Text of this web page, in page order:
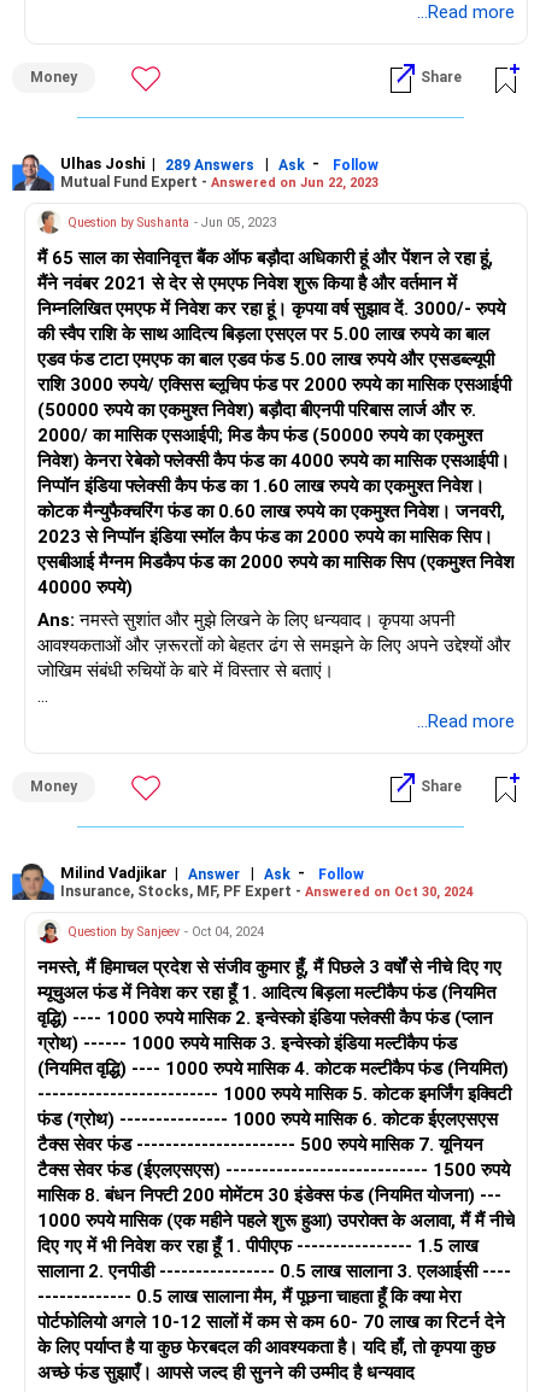
क्या आपका वर्तमान निवेश आपको अगले 10 वर्षों में 8 करोड़ के लक्ष्य को प्राप्त
वर्तमान निवेश:
प्रत्यक्ष स्टॉक: 30k
एलआईसी पॉलिसियाँ और टर्म इंश्योरेंस: निवेश उद्देश्यों के लिए नहीं माना जाता है
बैंक एफडी: 27 लाख
पीपीएफ: 3 लाख
कुल: ~60.5 लाख
मासिक एसआईपी निवेश: ~45k
आइए अब आपके लक्ष्यों का विश्लेषण करें:
बच्चों की शादी और पढ़ाई: 2 करोड़
घर ख़रीदना: 2 करोड़
सेवानिवृत्ति जीवन (10 वर्ष में): 4 करोड़
कुल: 8 करोड़
आपके इक्विटी निवेश पर 12% का औसत वार्षिक रिटर्न मानते हुए, आपके
पोर्टफोलियो की वृद्धि का एक मोटा अनुमान यहां दिया गया है:
10 वर्षों में वर्तमान निवेश (60.5 लाख): ~1.87 करोड़
10 वर्षों में मासिक एसआईपी (45k): ~1.05 करोड़
कुल: ~2.92 करोड़
इस गणना के आधार पर, आप अगले 10 वर्षों में 8 करोड़ के अपने लक्ष्य तक
नहीं पहुंच पाएंगे। हालाँकि, आप अपनी संभावनाओं को बेहतर बनाने के लिए कुछ
बदलाव करने पर विचार कर सकते हैं:
अपने लक्ष्यों का पुनर्मूल्यांकन करें: विचार करें कि क्या आपके लक्ष्य यथार्थवादी हैं
अपना एसआईपी निवेश बढ़ाएँ: जैसे-जैसे आपका वेतन बढ़ता है, अपने
पोर्टफोलियो के विकास में तेजी लाने के लिए अपने एसआईपी निवेश बढ़ाने का
प्रयास करें।
से अपने पोर्टफोलियो की समीक्षा करें कि यह आपकी जोखिम उठाने की क्षमता
और वित्तीय लक्ष्यों के अनुरूप है। इसमें फंड की संख्या कम करना या इक्विटी
और डेट के बीच आवंटन को स्थानांतरित करना शामिल हो सकता है।
फंड के प्रदर्शन पर नज़र रखें: अपने फंड के प्रदर्शन पर नज़र रखें और
खराब प्रदर्शन करने वाले फंडों को बदलने पर विचार करें।
याद रखें कि वित्तीय नियोजन एक सतत प्रक्रिया है, और समय-समय पर अपनी
रणनीति की समीक्षा करना और उसे समायोजित करना आवश्यक है। अपनी
विशिष्ट स्थिति के लिए व्यक्तिगत सलाह प्राप्त करने के लिए किसी पेशेवर
वित्तीय सलाहकार से परामर्श करना भी एक अच्छा विचार है। हालांकि 10 वर्षों के
भीतर 8 करोड़ का लक्ष्य हासिल करना चुनौतीपूर्ण हो सकता है, लेकिन ये सुझाव
आपको अपने लक्ष्यों के करीब पहुंचने में मदद कर सकते हैं।
साभार,
...Read more
Money Share
Ulhas Joshi | 289 Answers | Ask -
Follow
Mutual Fund Expert - Answered on Jun 22, 2023
Question by Sushanta - Jun 05, 2023
मैं 65 साल का सेवानिवृत्त बैंक ऑफ बड़ौदा अधिकारी हूं और पेंशन ले रहा हूं,
मैंने नवंबर 2021 से देर से एमएफ निवेश शुरू किया है और वर्तमान में
निम्नलिखित एमएफ में निवेश कर रहा हूं। कृपया वर्ष सुझाव दें. 3000/- रुपये
की स्वैप राशि के साथ आदित्य बिड़ला एसएल पर 5.00 लाख रुपये का बाल
एडव फंड टाटा एमएफ का बाल एडव फंड 5.00 लाख रुपये और एसडब्ल्यूपी
राशि 3000 रुपये/ एक्सिस ब्लूचिप फंड पर 2000 रुपये का मासिक एसआईपी
(50000 रुपये का एकमुश्त निवेश) बड़ौदा बीएनपी परिबास लार्ज और रु.
2000/ का मासिक एसआईपी; मिड कैप फंड (50000 रुपये का एकमुश्त
निवेश) केनरा रेबेको फ्लेक्सी कैप फंड का 4000 रुपये का मासिक एसआईपी।
निप्पॉन इंडिया फ्लेक्सी कैप फंड का 1.60 लाख रुपये का एकमुश्त निवेश।
कोटक मैन्युफैक्चरिंग फंड का 0.60 लाख रुपये का एकमुश्त निवेश। जनवरी,
2023 से निप्पॉन इंडिया स्मॉल कैप फंड का 2000 रुपये का मासिक सिप।
एसबीआई मैग्नम मिडकैप फंड का 2000 रुपये का मासिक सिप (एकमुश्त निवेश
40000 रुपये)
Ans: नमस्ते सुशांत और मुझे लिखने के लिए धन्यवाद। कृपया अपनी
आवश्यकताओं और ज़रूरतों को बेहतर ढंग से समझने के लिए अपने उद्देश्यों और
जोखिम संबंधी रुचियों के बारे में विस्तार से बताएं।
एक सामान्य नियम के रूप में, एसडब्ल्यूपी शुरू करने के लिए संतुलित लाभ निधि
...Read more
Money Share
Milind Vadjikar | Answer | Ask -
Follow
Insurance, Stocks, MF, PF Expert - Answered on Oct 30, 2024
Question by Sanjeev - Oct 04, 2024
नमस्ते, मैं हिमाचल प्रदेश से संजीव कुमार हूँ, मैं पिछले 3 वर्षों से नीचे दिए गए
म्यूचुअल फंड में निवेश कर रहा हूँ 1. आदित्य बिड़ला मल्टीकैप फंड (नियमित
वृद्धि) ---- 1000 रुपये मासिक 2. इन्वेस्को इंडिया फ्लेक्सी कैप फंड (प्लान
ग्रोथ) ------ 1000 रुपये मासिक 3. इन्वेस्को इंडिया मल्टीकैप फंड
(नियमित वृद्धि) ---- 1000 रुपये मासिक 4. कोटक मल्टीकैप फंड (नियमित)
------------------------- 1000 रुपये मासिक 5. कोटक इमर्जिंग इक्विटी
फंड (ग्रोथ) --------------- 1000 रुपये मासिक 6. कोटक ईएलएसएस
टैक्स सेवर फंड ---------------------- 500 रुपये मासिक 7. यूनियन
टैक्स सेवर फंड (ईएलएसएस) ---------------------------- 1500 रुपये
मासिक 8. बंधन निफ्टी 200 मोमेंटम 30 इंडेक्स फंड (नियमित योजना) ---
1000 रुपये मासिक (एक महीने पहले शुरू हुआ) उपरोक्त के अलावा, मैं मैं नीचे
दिए गए में भी निवेश कर रहा हूँ 1. पीपीएफ ---------------- 1.5 लाख
सालाना 2. एनपीडी ---------------- 0.5 लाख सालाना 3. एलआईसी ----
------------- 0.5 लाख सालाना मैम, मैं पूछना चाहता हूँ कि क्या मेरा
पोर्टफोलियो अगले 10-12 सालों में कम से कम 60- 70 लाख का रिटर्न देने
के लिए पर्याप्त है या कुछ फेरबदल की आवश्यकता है। यदि हाँ, तो कृपया कुछ
अच्छे फंड सुझाएँ। आपसे जल्द ही सुनने की उम्मीद है धन्यवाद